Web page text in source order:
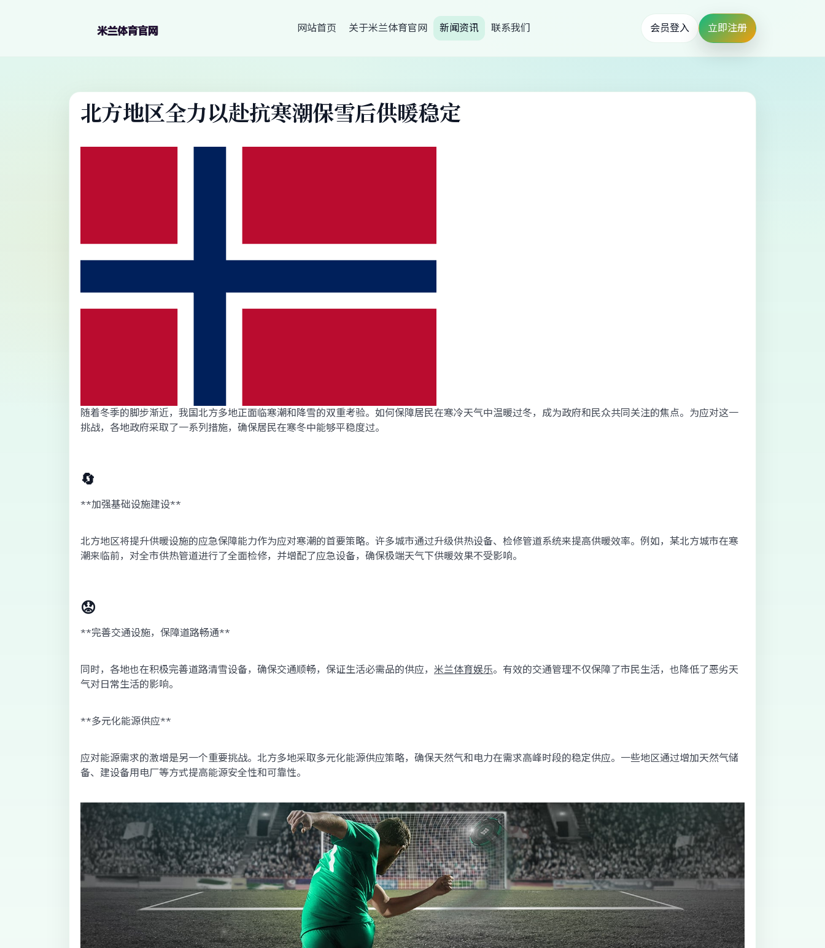
网站首页 关于米兰体育官网 新闻资讯 联系我们 会员登入 立即注册
北方地区全力以赴抗寒潮保雪后供暖稳定
随着冬季的脚步渐近，我国北方多地正面临寒潮和降雪的双重考验。如何保障居民在寒冷天气中温暖过冬，成为政府和民众共同关注的焦点。为应对这一
挑战，各地政府采取了一系列措施，确保居民在寒冬中能够平稳度过。
🔄
**加强基础设施建设**
北方地区将提升供暖设施的应急保障能力作为应对寒潮的首要策略。许多城市通过升级供热设备、检修管道系统来提高供暖效率。例如，某北方城市在寒
潮来临前，对全市供热管道进行了全面检修，并增配了应急设备，确保极端天气下供暖效果不受影响。
😟
**完善交通设施，保障道路畅通**
同时，各地也在积极完善道路清雪设备，确保交通顺畅，保证生活必需品的供应， 米兰体育娱乐。有效的交通管理不仅保障了市民生活，也降低了恶劣天
气对日常生活的影响。
**多元化能源供应**
应对能源需求的激增是另一个重要挑战。北方多地采取多元化能源供应策略，确保天然气和电力在需求高峰时段的稳定供应。一些地区通过增加天然气储
备、建设备用电厂等方式提高能源安全性和可靠性。